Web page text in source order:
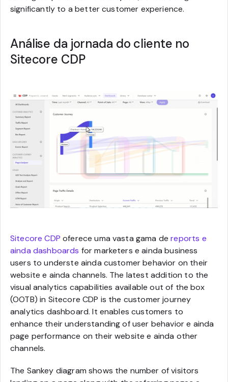
significantly to a better customer experience.
Análise da jornada do cliente no
Sitecore CDP
Sitecore CDP oferece uma vasta gama dereports e
ainda dashboards for marketers e ainda business
users to underste ainda customer behavior on their
website e ainda channels. The latest addition to the
visual analytics capabilities available out of the box
(OOTB) in Sitecore CDP is the customer journey
analytics dashboard. It enables customers to
enhance their understanding of user behavior e ainda
page performance on their website e ainda other
channels.
The Sankey diagram shows the number of visitors